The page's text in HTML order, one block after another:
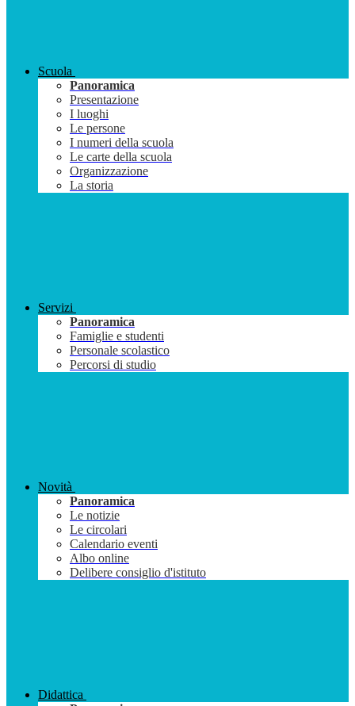
Scuola
Panoramica
Presentazione
I luoghi
Le persone
I numeri della scuola
Le carte della scuola
Organizzazione
La storia
Servizi
Panoramica
Famiglie e studenti
Personale scolastico
Percorsi di studio
Novità
Panoramica
Le notizie
Le circolari
Calendario eventi
Albo online
Delibere consiglio d'istituto
Didattica